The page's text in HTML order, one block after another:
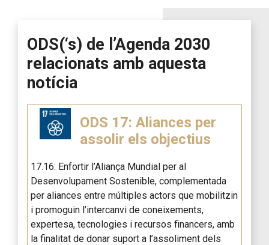
ODS(‘s) de l’Agenda 2030
relacionats amb aquesta
notícia
ODS 17: Aliances per
assolir els objectius
17.16: Enfortir l’Aliança Mundial per al
Desenvolupament Sostenible, complementada
per aliances entre múltiples actors que mobilitzin
i promoguin l’intercanvi de coneixements,
expertesa, tecnologies i recursos financers, amb
la finalitat de donar suport a l’assoliment dels